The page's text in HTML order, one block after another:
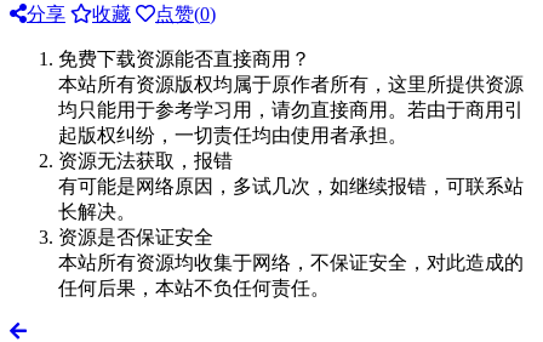
分享
收藏 点赞(0)
免费下载资源能否直接商用？
本站所有资源版权均属于原作者所有，这里所提供资源
均只能用于参考学习用，请勿直接商用。若由于商用引
起版权纠纷，一切责任均由使用者承担。
资源无法获取，报错
有可能是网络原因，多试几次，如继续报错，可联系站
长解决。
资源是否保证安全
本站所有资源均收集于网络，不保证安全，对此造成的
任何后果，本站不负任何责任。